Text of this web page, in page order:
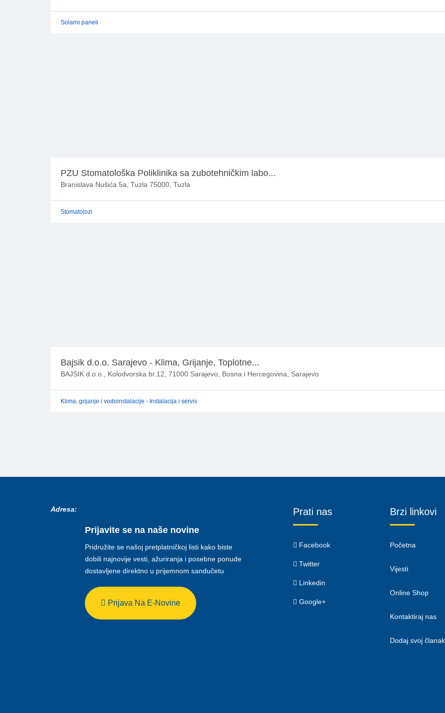
Solarni paneli
PZU Stomatološka Poliklinika sa zubotehničkim labo...
Branislava Nušića 5a, Tuzla 75000, Tuzla
Stomatolozi
Bajsik d.o.o. Sarajevo - Klima, Grijanje, Toplotne...
BAJSIK d.o.o., Kolodvorska br.12, 71000 Sarajevo, Bosna i Hercegovina, Sarajevo
Klima, grijanje i vodoinstalacije - Instalacija i servis
Adresa:
Prijavite se na naše novine
Pridružite se našoj pretplatničkoj listi kako biste
dobili najnovije vesti, ažuriranja i posebne ponude
dostavljene direktno u prijemnom sandučetu
Prijava Na E-Novine
Prati nas
Facebook
Twitter
Linkedin
Google+
Brzi linkovi
Početna
Vijesti
Online Shop
Kontaktiraj nas
Dodaj svoj članak